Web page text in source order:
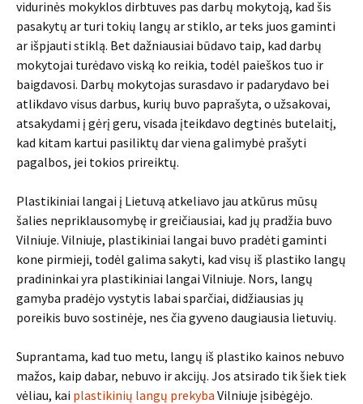
vidurinės mokyklos dirbtuves pas darbų mokytoją, kad šis
pasakytų ar turi tokių langų ar stiklo, ar teks juos gaminti
ar išpjauti stiklą. Bet dažniausiai būdavo taip, kad darbų
mokytojai turėdavo viską ko reikia, todėl paieškos tuo ir
baigdavosi. Darbų mokytojas surasdavo ir padarydavo bei
atlikdavo visus darbus, kurių buvo paprašyta, o užsakovai,
atsakydami į gėrį geru, visada įteikdavo degtinės butelaitį,
kad kitam kartui pasiliktų dar viena galimybė prašyti
pagalbos, jei tokios prireiktų.
Plastikiniai langai į Lietuvą atkeliavo jau atkūrus mūsų
šalies nepriklausomybę ir greičiausiai, kad jų pradžia buvo
Vilniuje. Vilniuje, plastikiniai langai buvo pradėti gaminti
kone pirmieji, todėl galima sakyti, kad visų iš plastiko langų
pradininkai yra plastikiniai langai Vilniuje. Nors, langų
gamyba pradėjo vystytis labai sparčiai, didžiausias jų
poreikis buvo sostinėje, nes čia gyveno daugiausia lietuvių.
Suprantama, kad tuo metu, langų iš plastiko kainos nebuvo
mažos, kaip dabar, nebuvo ir akcijų. Jos atsirado tik šiek tiek
vėliau, kai plastikinių langų prekyba Vilniuje įsibėgėjo.